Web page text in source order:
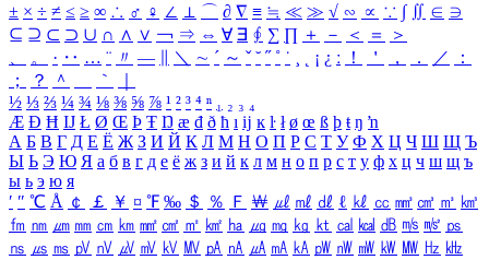
± × ÷ ≠ ≤ ≥ ∞ ∴ ♂ ♀ ∠ ⊥ ⌒ ∂ ∇ ≡ ≒ ≪ ≫ √ ∽ ∝ ∵ ∫ ∬ ∈ ∋
⊆ ⊇ ⊂ ⊃ ∪ ∩ ∧ ∨ ￢ ⇒ ⇔ ∀ ∃ ∮ ∑ ∏ ＋ － ＜ ＝
＞
、
。 · ‥ … ¨ 〃 ― ＼ ∼ ´ ～ ˇ ˘ ˝ ˚ ˙ ¸ ¡ ¿ ː ！ ＇ ， ． ／
：
；
？ ＾ ｀
½ ⅓ ⅔ ¼ ¾ ⅛ ⅜ ⅝ ⅞ ¹ ² ³ ⁴ ⁿ ₁ ₂ ₃ ₄
Æ Ð Ħ Ĳ Ł Ø Œ Þ Ŧ Ŋ æ đ ð ħ ı ĳ ĸ ŀ ł ø œ ß þ ŧ ŋ ŉ
А Б В Г Д Е Ё Ж З И Й К Л М Н О П Р С Т У Ф Х Ц Ч Ш Щ Ъ
Ы Ь Э Ю Я а б в г д е ё ж з и й к л м н о п р с т у ф х ц ч ш щ ъ
ы ь э ю я
′ ″ ℃ Å ￠ ￡ ￥ ¤ ℉ ‰ ＄ ％ Ｆ ￦ ㎕ ㎖ ㎗ ℓ ㎘ ㏄ ㎣ ㎤ ㎥ ㎦
㎙ ㎚ ㎛ ㎜ ㎝ ㎞ ㎟ ㎠ ㎡ ㎢ ㏊ ㎍ ㎎ ㎏ ㏏ ㎈ ㎉ ㏈ ㎧ ㎨ ㎰
㎱ ㎲ ㎳ ㎴ ㎵ ㎶ ㎷ ㎸ ㎹ ㎀ ㎁ ㎂ ㎃ ㎄ ㎺ ㎻ ㎽ ㎾ ㎿ ㎐ ㎑